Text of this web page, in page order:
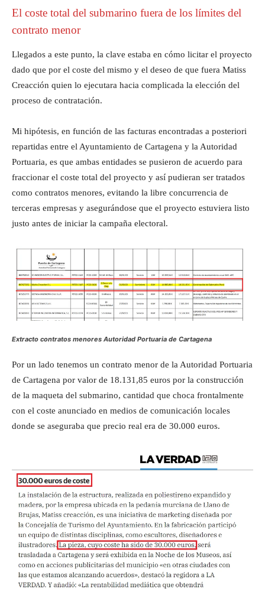
El coste total del submarino fuera de los límites del
contrato menor
Llegados a este punto, la clave estaba en cómo licitar el proyecto
dado que por el coste del mismo y el deseo de que fuera Matiss
Creacción quien lo ejecutara hacia complicada la elección del
proceso de contratación.
Mi hipótesis, en función de las facturas encontradas a posteriori
repartidas entre el Ayuntamiento de Cartagena y la Autoridad
Portuaria, es que ambas entidades se pusieron de acuerdo para
fraccionar el coste total del proyecto y así pudieran ser tratados
como contratos menores, evitando la libre concurrencia de
terceras empresas y asegurándose que el proyecto estuviera listo
justo antes de iniciar la campaña electoral.
Extracto contratos menores Autoridad Portuaria de Cartagena
Por un lado tenemos un contrato menor de la Autoridad Portuaria
de Cartagena por valor de 18.131,85 euros por la construcción
de la maqueta del submarino, cantidad que choca frontalmente
con el coste anunciado en medios de comunicación locales
donde se aseguraba que precio real era de 30.000 euros.